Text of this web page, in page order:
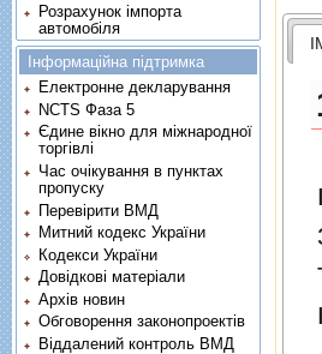
Розрахунок імпорта
автомобіля
Інформаційна підтримка
Електронне декларування
NCTS Фаза 5
Єдине вікно для міжнародної
торгівлі
Час очікування в пунктах
пропуску
Перевірити ВМД
Митний кодекс України
Кодекси України
Довідкові матеріали
Архів новин
Обговорення законопроектів
Віддалений контроль ВМД